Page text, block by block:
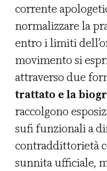
corrente
normalizzare la
entro i limiti
movimento si
attraverso due
trattato e la
raccolgono
sufi funzionali a
contraddittorietà
sunnita ufficiale,